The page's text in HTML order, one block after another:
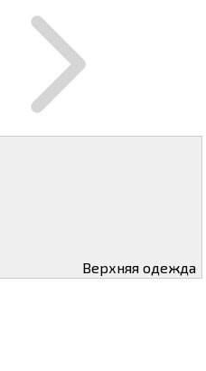
Верхняя одежда